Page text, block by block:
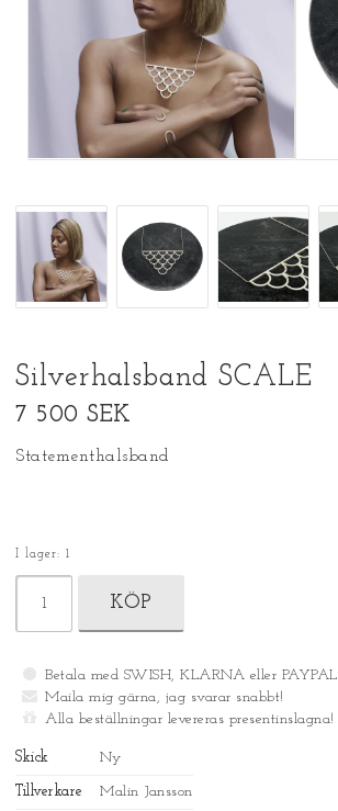
Silverhalsband SCALE
7 500 SEK
Statementhalsband
I lager: 1
KÖP
Betala med SWISH, KLARNA eller PAYPAL
Maila mig gärna, jag svarar snabbt!
Alla beställningar levereras presentinslagna!
Skick Ny
Tillverkare Malin Jansson